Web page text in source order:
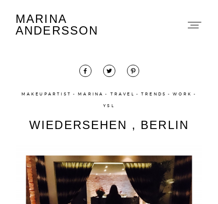
MARINA
ANDERSSON
MAKEUPARTIST MARINA TRAVEL TRENDS WORK
YSL
WIEDERSEHEN , BERLIN
Marina Andersson
The Beauty Edit
Contact